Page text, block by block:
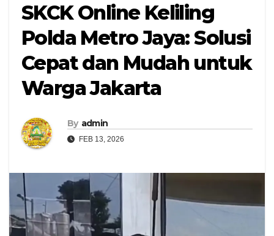
SKCK Online Keliling
Polda Metro Jaya: Solusi
Cepat dan Mudah untuk
Warga Jakarta
By admin
FEB 13, 2026